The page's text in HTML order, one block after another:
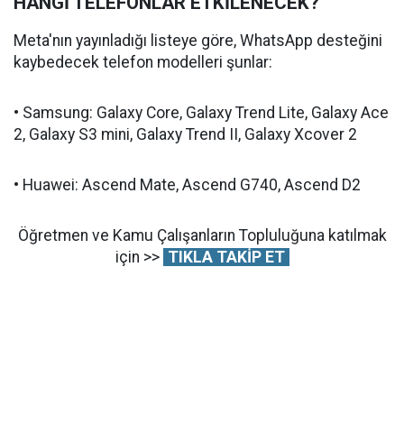
Meta'nın yayınladığı listeye göre, WhatsApp desteğini
kaybedecek telefon modelleri şunlar:
• Samsung: Galaxy Core, Galaxy Trend Lite, Galaxy Ace
2, Galaxy S3 mini, Galaxy Trend II, Galaxy Xcover 2
• Huawei: Ascend Mate, Ascend G740, Ascend D2
Öğretmen ve Kamu Çalışanların Topluluğuna katılmak
için >> TIKLA TAKİP ET